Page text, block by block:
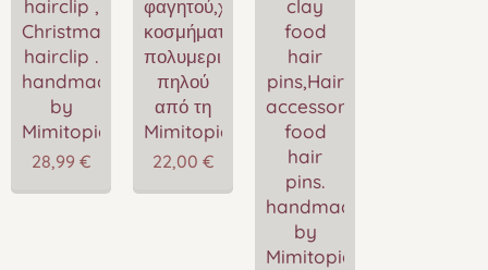
hairclip ,
Christmas
hairclip .
handmade
by
Mimitopia
28,99 €
φαγητού,χειροποίητα
κοσμήματα
πολυμερικού
πηλού
από τη
Mimitopia
22,00 €
clay
food
hair
pins,Hair
accessories,Miniature
food
hair
pins.
handmade
by
Mimitopia